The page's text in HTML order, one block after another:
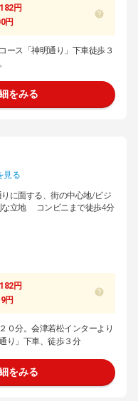
円
円
ース「神明通り」下車徒歩３
をみる
見る
に面する、街の中心地/ビジ
な立地 コンビニまで徒歩4分
円
円
０分。会津若松インターより
り」下車、徒歩３分
をみる